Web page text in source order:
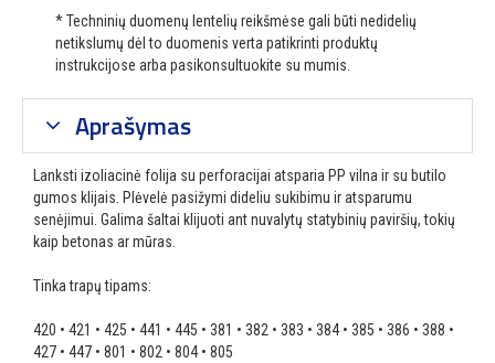
* Techninių duomenų lentelių reikšmėse gali būti nedidelių
netikslumų dėl to duomenis verta patikrinti produktų
instrukcijose arba pasikonsultuokite su mumis.
Aprašymas
Lanksti izoliacinė folija su perforacijai atsparia PP vilna ir su butilo
gumos klijais. Plėvelė pasižymi dideliu sukibimu ir atsparumu
senėjimui. Galima šaltai klijuoti ant nuvalytų statybinių paviršių, tokių
kaip betonas ar mūras.
Tinka trapų tipams:
420 • 421 • 425 • 441 • 445 • 381 • 382 • 383 • 384 • 385 • 386 • 388 •
427 • 447 • 801 • 802 • 804 • 805